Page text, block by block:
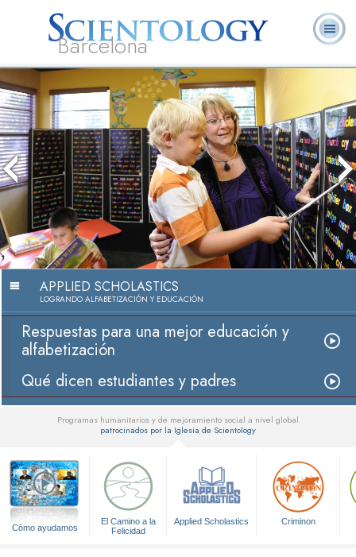
Barcelona
L. Ronald
Hubbard
Ministros
Voluntarios
Preguntas más
frecuentes
APPLIED SCHOLASTICS
LOGRANDO ALFABETIZACIÓN Y EDUCACIÓN
Respuestas para una mejor educación y
alfabetización
Qué dicen estudiantes y padres
Programas humanitarios y de mejoramiento social a nivel global
patrocinados por la Iglesia de Scientology
Cómo ayudamos
El Camino a la
Felicidad
Applied Scholastics Criminon